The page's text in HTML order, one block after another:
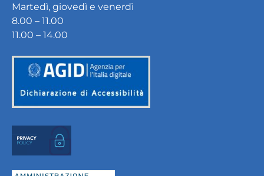
Martedì, giovedì e venerdì
8.00 – 11.00
11.00 – 14.00